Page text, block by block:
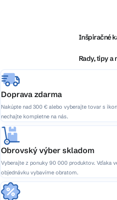
e
Inšpiračné
Rady, tipy a
Doprava zdarma
Nakúpte nad 300 € alebo vyberajte tovar s
nechajte kompletne na nás.
Obrovský výber skladom
Vyberajte z ponuky 90 000 produktov. Vďaka
objednávku vybavíme obratom.